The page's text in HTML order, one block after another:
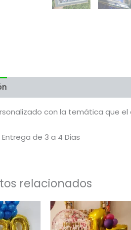
con la temática que el
de 3 a 4 Dias
relacionados